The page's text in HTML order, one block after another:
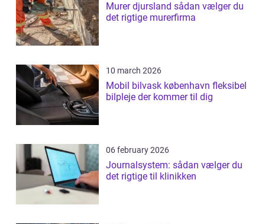
Murer djursland sådan vælger du
det rigtige murerfirma
10 march 2026
Mobil bilvask københavn fleksibel
bilpleje der kommer til dig
06 february 2026
Journalsystem: sådan vælger du
det rigtige til klinikken